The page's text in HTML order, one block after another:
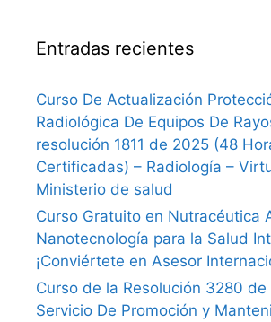
Entradas recientes
Curso De Actualización
Radiológica De Equipos De
resolución 1811 de 2025 (48
Certificadas) – Radiología –
Ministerio de salud
Curso Gratuito en Nutracéutica
Nanotecnología para la Salud
¡Conviértete en Asesor
Curso de la Resolución 3280 de
Servicio De Promoción y